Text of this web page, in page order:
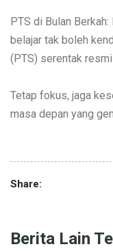
SMKN 1 Panggul
kerja di Jepang.
belajar tak boleh
(PTS) serentak resmi
Share: